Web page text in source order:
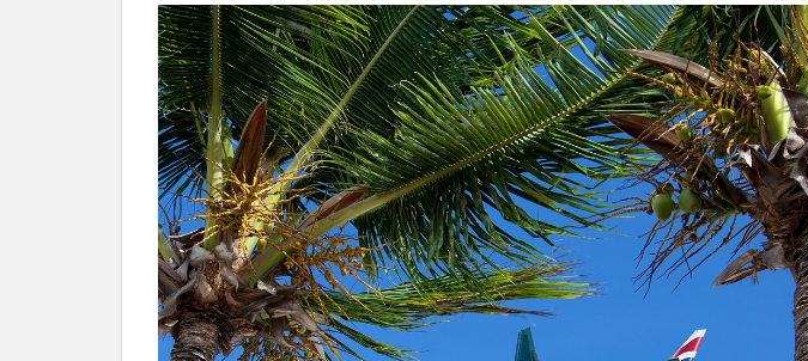
4
親
子
留
学
に
人
気
の
国
4.1
アメ
リカ